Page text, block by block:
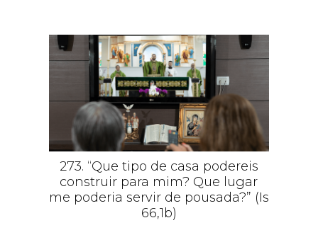
273. “Que tipo de casa podereis
construir para mim? Que lugar
me poderia servir de pousada?” (Is
66,1b)